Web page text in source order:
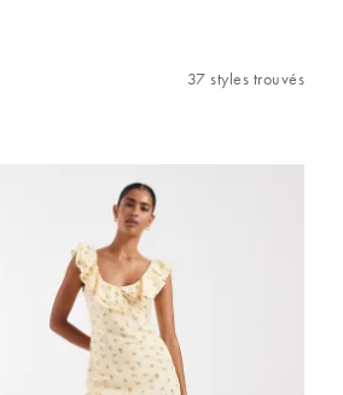
37 styles trouvés